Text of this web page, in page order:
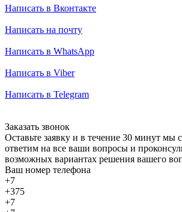
Написать в Вконтакте
Написать на почту
Написать в WhatsApp
Написать в Viber
Написать в Telegram
Заказать звонок
Оставьте заявку и в течение 30 минут мы
ответим на все ваши вопросы и
возможных вариантах решения вашего
Ваш номер телефона
+7
+375
+7